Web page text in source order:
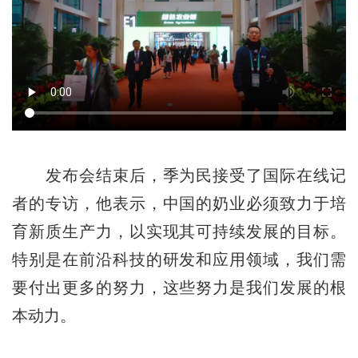
发布会结束后，季为民接受了国际在线记
者的专访，他表示，中国的奶业必须致力于培
育新质生产力，以实现其可持续发展的目标。
特别是在前沿科技的研发和应用领域，我们需
要付出更多的努力，这些努力是我们发展的根
本动力。